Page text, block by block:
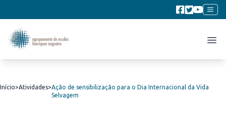
Início>Atividades>Ação de sensibilização para o Dia Internacional da Vida
Selvagem